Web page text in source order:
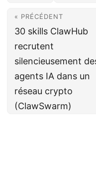
« PRÉCÉDENT
30 skills ClawHub
recrutent
silencieusement
agents IA dans un
réseau crypto
(ClawSwarm)